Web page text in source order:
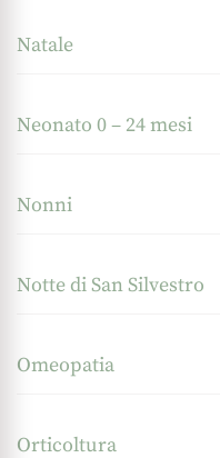
Natale
Neonato 0 – 24 mesi
Nonni
Notte di San Silvestro
Omeopatia
Orticoltura